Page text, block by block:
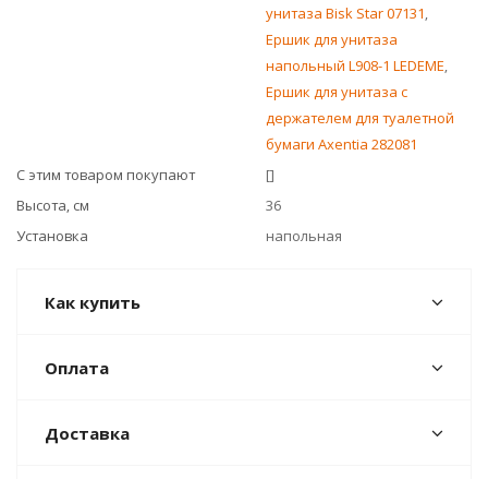
унитаза Bisk Star 07131,
Ершик для унитаза
напольный L908-1 LEDEME,
Ершик для унитаза с
держателем для туалетной
бумаги Axentia 282081
С этим товаром покупают
[]
Высота, см
36
Установка
напольная
Как купить
Оплата
Доставка